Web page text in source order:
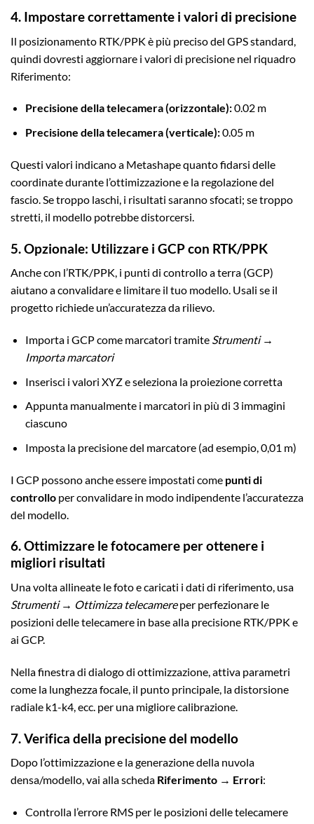
4. Impostare correttamente i valori di precisione
Il posizionamento RTK/PPK è più preciso del GPS standard,
quindi dovresti aggiornare i valori di precisione nel riquadro
Riferimento:
Precisione della telecamera (orizzontale):0.02 m
Precisione della telecamera (verticale):0.05 m
Questi valori indicano a Metashape quanto fidarsi delle
coordinate durante l’ottimizzazione e la regolazione del
fascio. Se troppo laschi, i risultati saranno sfocati; se troppo
stretti, il modello potrebbe distorcersi.
5. Opzionale: Utilizzare i GCP con RTK/PPK
Anche con l’RTK/PPK, i punti di controllo a terra (GCP)
aiutano a convalidare e limitare il tuo modello. Usali se il
progetto richiede un’accuratezza da rilievo.
Importa i GCP come marcatori tramite Strumenti →
Importa marcatori
Inserisci i valori XYZ e seleziona la proiezione corretta
Appunta manualmente i marcatori in più di 3 immagini
ciascuno
Imposta la precisione del marcatore (ad esempio, 0,01 m)
I GCP possono anche essere impostati come punti di
controllo per convalidare in modo indipendente l’accuratezza
del modello.
6. Ottimizzare le fotocamere per ottenere i
migliori risultati
Una volta allineate le foto e caricati i dati di riferimento, usa
Strumenti → Ottimizza telecamereper perfezionare le
posizioni delle telecamere in base alla precisione RTK/PPK e
ai GCP.
Nella finestra di dialogo di ottimizzazione, attiva parametri
come la lunghezza focale, il punto principale, la distorsione
radiale k1-k4, ecc. per una migliore calibrazione.
7. Verifica della precisione del modello
Dopo l’ottimizzazione e la generazione della nuvola
densa/modello, vai alla scheda Riferimento → Errori:
Controlla l’errore RMS per le posizioni delle telecamere